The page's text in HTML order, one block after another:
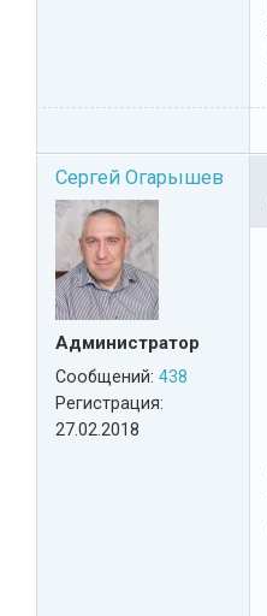
Сергей Огарышев
Администратор
Сообщений: 438
Регистрация:
27.02.2018